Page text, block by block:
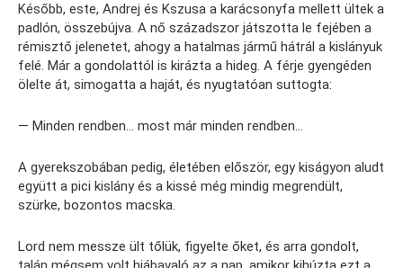
Később, este, Andrej és Kszusa a karácsonyfa mellett ültek a
padlón, összebújva. A nő századszor játszotta le fejében a
rémisztő jelenetet, ahogy a hatalmas jármű hátrál a kislányuk
felé. Már a gondolattól is kirázta a hideg. A férje gyengéden
ölelte át, simogatta a haját, és nyugtatóan suttogta:
— Minden rendben… most már minden rendben…
A gyerekszobában pedig, életében először, egy kiságyon aludt
együtt a pici kislány és a kissé még mindig megrendült,
szürke, bozontos macska.
Lord nem messze ült tőlük, figyelte őket, és arra gondolt,